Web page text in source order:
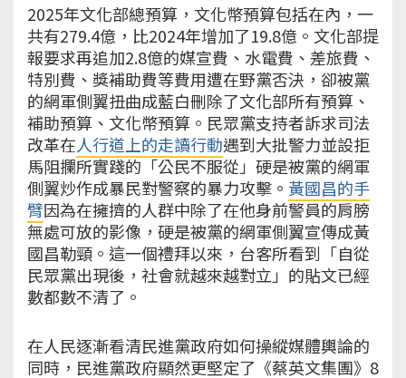
2025年文化部總預算，文化幣預算包括在內，一
共有279.4億，比2024年增加了19.8億。文化部提
報要求再追加2.8億的媒宣費、水電費、差旅費、
特別費、獎補助費等費用遭在野黨否決，卻被黨
的網軍側翼扭曲成藍白刪除了文化部所有預算、
補助預算、文化幣預算。民眾黨支持者訴求司法
改革在人行道上的走讀行動遇到大批警力並設拒
馬阻攔所實踐的「公民不服從」硬是被黨的網軍
側翼炒作成暴民對警察的暴力攻擊。 黃國昌的手
臂因為在擁擠的人群中除了在他身前警員的肩膀
無處可放的影像，硬是被黨的網軍側翼宣傳成黃
國昌勒頸。這一個禮拜以來，台客所看到「自從
民眾黨出現後，社會就越來越對立」的貼文已經
數都數不清了。
在人民逐漸看清民進黨政府如何操縱媒體輿論的
同時，民進黨政府顯然更堅定了《蔡英文集團》8